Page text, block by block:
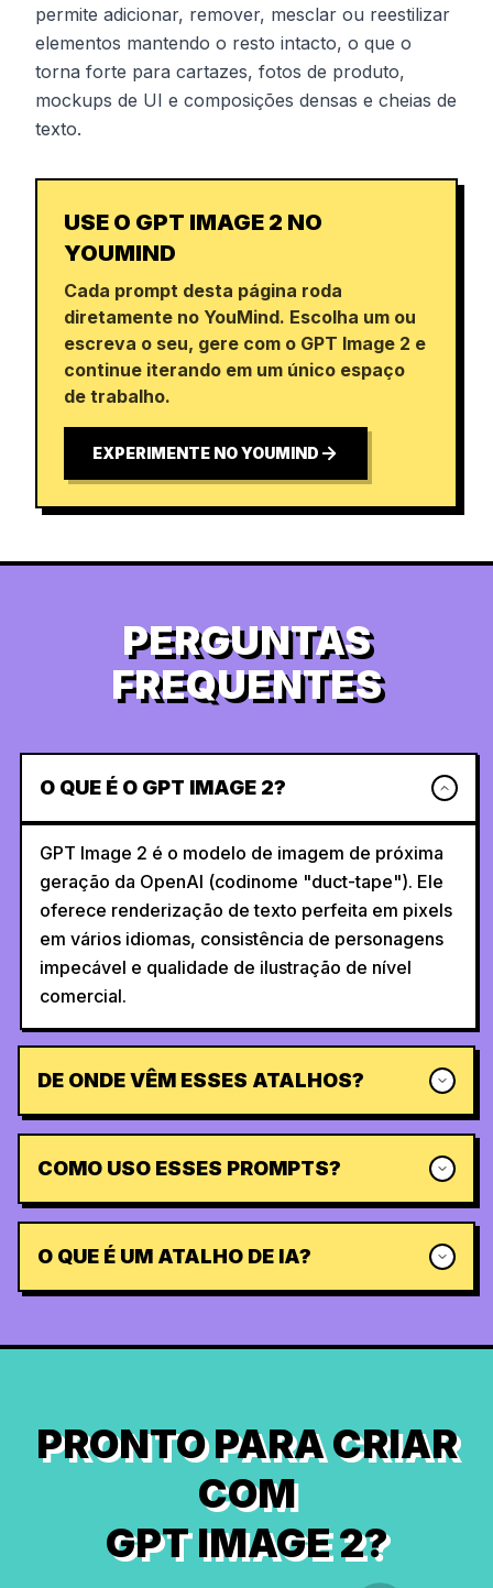
permite adicionar, remover, mesclar ou reestilizar
elementos mantendo o resto intacto, o que o
torna forte para cartazes, fotos de produto,
mockups de UI e composições densas e cheias de
texto.
USE O GPT IMAGE 2 NO
YOUMIND
Cada prompt desta página roda
diretamente no YouMind. Escolha um ou
escreva o seu, gere com o GPT Image 2 e
continue iterando em um único espaço
de trabalho.
EXPERIMENTE NO YOUMIND
PERGUNTAS
FREQUENTES
O QUE É O GPT IMAGE 2?
GPT Image 2 é o modelo de imagem de próxima
geração da OpenAI (codinome "duct-tape"). Ele
oferece renderização de texto perfeita em pixels
em vários idiomas, consistência de personagens
impecável e qualidade de ilustração de nível
comercial.
DE ONDE VÊM ESSES ATALHOS?
COMO USO ESSES PROMPTS?
O QUE É UM ATALHO DE IA?
PRONTO PARA CRIAR
COM
GPT IMAGE 2?